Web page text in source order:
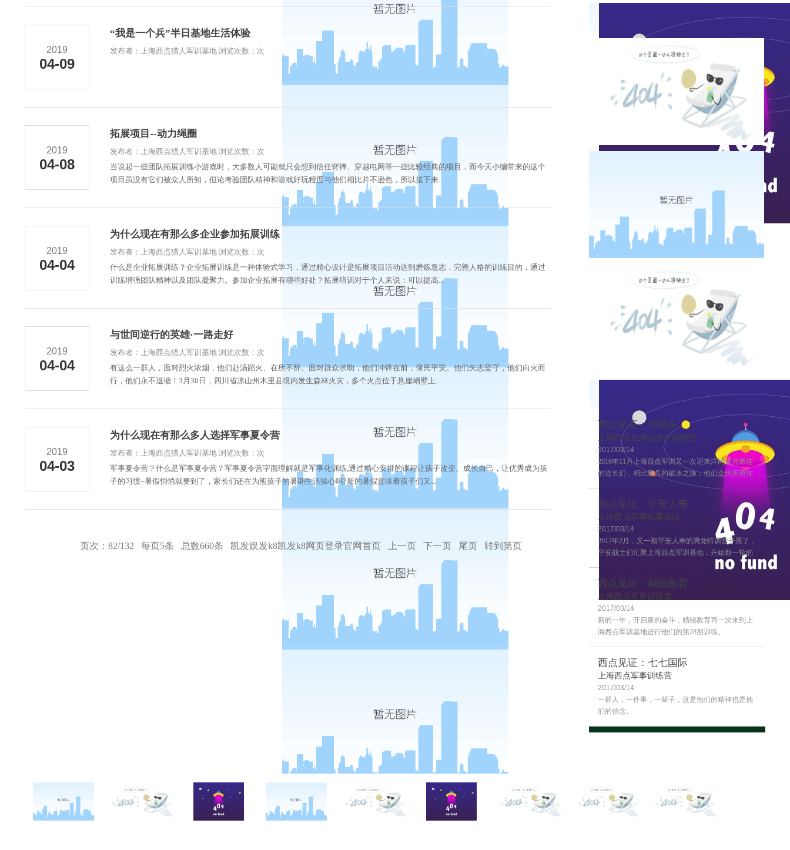
历程下载
2019
04-09
“我是一个兵”半日基地生活体验
发布者：上海西点猎人军训基地 浏览次数：次
2019
04-08
拓展项目--动力绳圈
发布者：上海西点猎人军训基地 浏览次数：次
当说起一些团队拓展训练小游戏时，大多数人可能就只会想到信任背摔、穿越电网等一些比较经典的项目，而今天小编带来的这个
项目虽没有它们被众人所知，但论考验团队精神和游戏好玩程度与他们相比并不逊色，所以接下来...
2019
04-04
为什么现在有那么多企业参加拓展训练
发布者：上海西点猎人军训基地 浏览次数：次
什么是企业拓展训练？企业拓展训练是一种体验式学习，通过精心设计是拓展项目活动达到磨炼意志，完善人格的训练目的，通过
训练增强团队精神以及团队凝聚力。参加企业拓展有哪些好处？拓展培训对于个人来说：可以提高...
2019
04-04
与世间逆行的英雄·一路走好
发布者：上海西点猎人军训基地 浏览次数：次
有这么一群人，面对烈火浓烟，他们赴汤蹈火、在所不辞。面对群众求助，他们冲锋在前，保民平安。他们矢志坚守，他们向火而
行，他们永不退缩！3月30日，四川省凉山州木里县境内发生森林火灾，多个火点位于悬崖峭壁上...
2019
04-03
为什么现在有那么多人选择军事夏令营
发布者：上海西点猎人军训基地 浏览次数：次
军事夏令营？什么是军事夏令营？军事夏令营字面理解就是军事化训练,通过精心安排的课程让孩子改变、成长自己，让优秀成为孩
子的习惯~暑假悄悄就要到了，家长们还在为熊孩子的暑期生活操心吗?新的暑假意味着孩子们又...
页次：82/132 每页5条 总数660条 凯发娱发k8凯发k8网页登录官网首页 上一页 下一页 尾页 转到第页
实时热点
客户评价
西点见证：洋码头
上海西点兄弟连连长训练营
2017/03/14
2016年11月上海西点军训又一次迎来洋码头兄弟连
的连长们，相比新兵的破冰之旅，他们会经历更加
严格的训练，这也是兄弟连连长训练的第二期，来
西点见证：平安人寿
上海西点军事拓展训练
2017/03/14
2017年2月，又一期平安人寿的腾龙特训营开展了，
平安战士们汇聚上海西点军训基地，开始新一轮的
西点见证：精锐教育
上海西点军事训练营
2017/03/14
新的一年，开启新的奋斗，精锐教育再一次来到上
海西点军训基地进行他们的第28期训练。
西点见证：七七国际
上海西点军事训练营
2017/03/14
一群人，一件事，一辈子，这是他们的精神也是他
们的信念。